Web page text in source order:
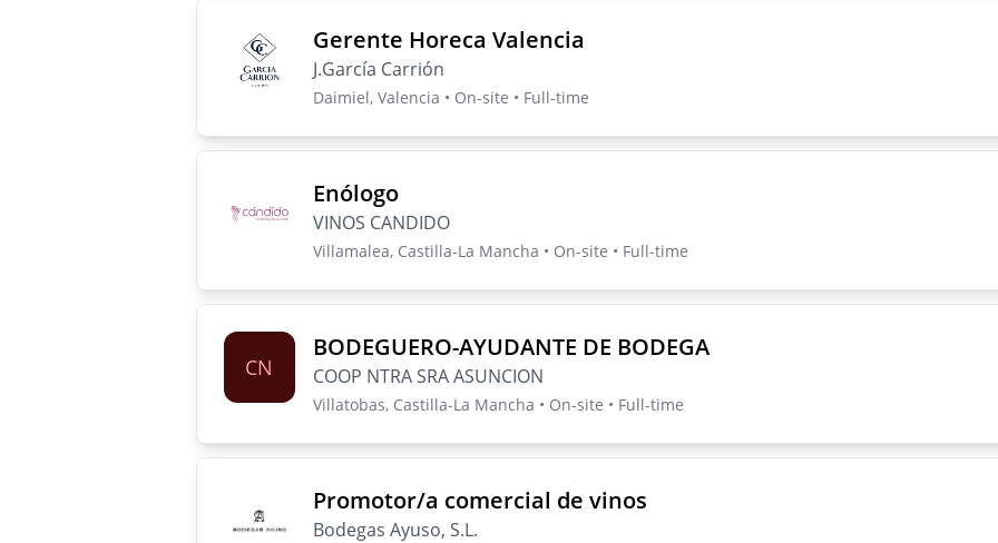
Gerente Horeca Valencia
J.García Carrión
Daimiel, Valencia • On-site • Full-time
Enólogo
VINOS CANDIDO
Villamalea, Castilla-La Mancha • On-site • Full-time
CN
BODEGUERO-AYUDANTE DE BODEGA
COOP NTRA SRA ASUNCION
Villatobas, Castilla-La Mancha • On-site • Full-time
Promotor/a comercial de vinos
Bodegas Ayuso, S.L.